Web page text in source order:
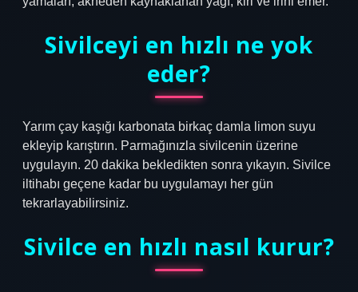
Sivilceyi en hızlı ne yok
eder?
Yarım çay kaşığı karbonata birkaç damla limon suyu
ekleyip karıştırın. Parmağınızla sivilcenin üzerine
uygulayın. 20 dakika bekledikten sonra yıkayın. Sivilce
iltihabı geçene kadar bu uygulamayı her gün
tekrarlayabilirsiniz.
Sivilce en hızlı nasıl kurur?